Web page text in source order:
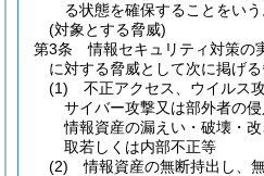
る状態を確保することをいう
(対象とする脅威)
第3条
情報セキュリティ対策の
に対する脅威として次に掲げる
(1)
不正アクセス、ウイルス
サイバー攻撃又は部外者の
情報資産の漏えい・破壊・
取若しくは内部不正等
(2)
情報資産の無断持出し、